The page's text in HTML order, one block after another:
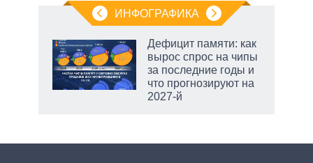
ИНФОГРАФИКА
Дефицит памяти: как
вырос спрос на чипы
за последние годы и
что прогнозируют на
2027-й